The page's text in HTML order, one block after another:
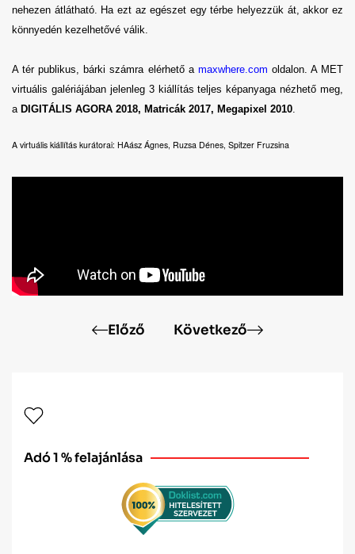
nehezen átlátható. Ha ezt az egészet egy térbe helyezzük át, akkor ez
könnyedén kezelhetővé válik.
A tér publikus, bárki számra elérhető a maxwhere.com oldalon. A MET
virtuális galériájában jelenleg 3 kiállítás teljes képanyaga nézhető meg,
a DIGITÁLIS AGORA 2018, Matricák 2017, Megapixel 2010
A virtuális kiállítás kurátorai: HAász Ágnes, Ruzsa Dénes, Spitzer Fruzsina
Előző Következő
Adó 1 % felajánlása